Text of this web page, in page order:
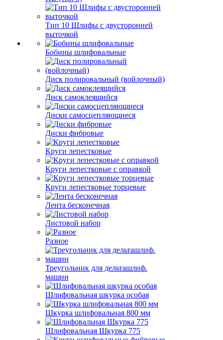
Тип 10 Шлифы с двусторонней
выточкой
Бобины шлифовальные
Диск полировальный (войлочный)
Диск самоклеящийся
Диски самосцепляющиеся
Диски фибровые
Круги лепестковые
Круги лепестковые с оправкой
Круги лепестковые торцевые
Лента бесконечная
Листовой набор
Разное
Треугольник для дельташлиф.
машин
Шлифовальная шкурка особая
Шкурка шлифовальная 800 мм
Шлифовальная Шкурка 775